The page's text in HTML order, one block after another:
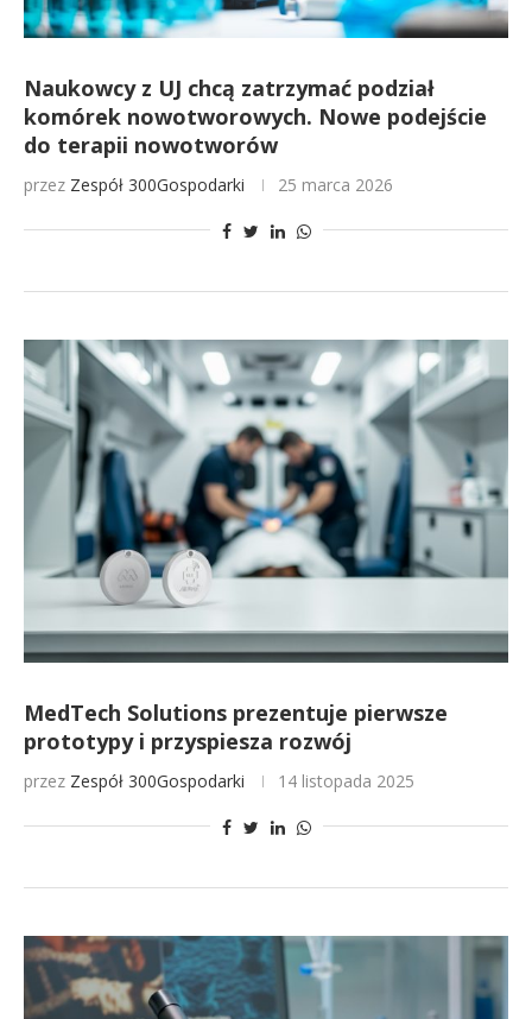
Naukowcy z UJ chcą zatrzymać podział
komórek nowotworowych. Nowe podejście
do terapii nowotworów
przez Zespół 300Gospodarki 25 marca 2026
MedTech Solutions prezentuje pierwsze
prototypy i przyspiesza rozwój
przez Zespół 300Gospodarki 14 listopada 2025